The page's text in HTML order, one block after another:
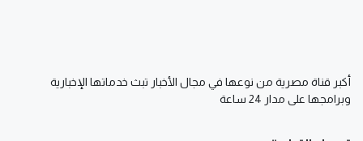
أكبر قناة مصرية من نوعها في مجال الأخبار تبث خدماتها الإخبارية
وبرامجها على مدار 24 ساعة